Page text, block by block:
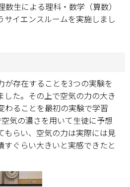
生による理科・数学（算数）
サイエンスルームを実施しまし
が存在することを3つの実験を
した。その上で空気の力の大き
わることを最初の実験で学習
気の濃さを用いて生徒に予想
もらい、空気の力は実際には見
すぐらい大きいと実感できたと